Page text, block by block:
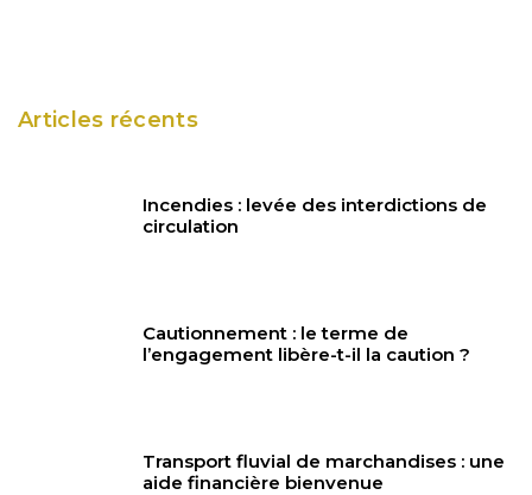
Articles récents
Incendies : levée des interdictions de
circulation
Cautionnement : le terme de
l’engagement libère-t-il la caution ?
Transport fluvial de marchandises : une
aide financière bienvenue